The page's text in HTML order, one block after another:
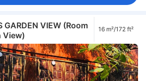
GARDEN VIEW (Room
View)
16 m²/172 ft²